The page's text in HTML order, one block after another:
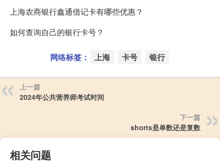
上海农商银行鑫通借记卡有哪些优惠？
如何查询自己的银行卡号？
网络标签： 上海 卡号 银行
上一篇
2024年公共营养师考试时间
下一篇
shorts是单数还是复数
相关问题